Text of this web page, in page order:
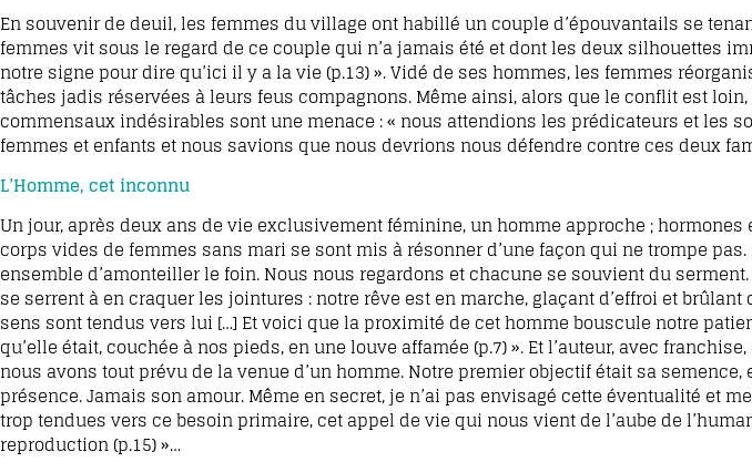
En souvenir de deuil, les femmes du village ont habillé un couple d’épouvantails se
femmes vit sous le regard de ce couple qui n’a jamais été et dont les deux silhouettes
notre signe pour dire qu’ici il y a la vie (p.13) ». Vidé de ses hommes, les femmes
tâches jadis réservées à leurs feus compagnons. Même ainsi, alors que le conflit est
commensaux indésirables sont une menace : « nous attendions les prédicateurs et les
femmes et enfants et nous savions que nous devrions nous défendre contre ces deux
L’Homme, cet inconnu
Un jour, après deux ans de vie exclusivement féminine, un homme approche ; hormones
corps vides de femmes sans mari se sont mis à résonner d’une façon qui ne trompe
ensemble d’amonteiller le foin. Nous nous regardons et chacune se souvient du
se serrent à en craquer les jointures : notre rêve est en marche, glaçant d’effroi et brûlant
sens sont tendus vers lui […] Et voici que la proximité de cet homme bouscule notre
qu’elle était, couchée à nos pieds, en une louve affamée (p.7) ». Et l’auteur, avec
nous avons tout prévu de la venue d’un homme. Notre premier objectif était sa
présence. Jamais son amour. Même en secret, je n’ai pas envisagé cette éventualité et
trop tendues vers ce besoin primaire, cet appel de vie qui nous vient de l’aube de
reproduction (p.15) »…